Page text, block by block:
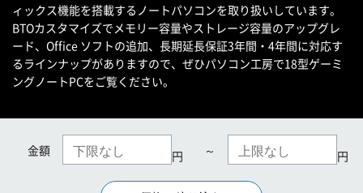
ィックス機能を搭載するノートパソコンを取り扱いしています。
BTOカスタマイズでメモリー容量やストレージ容量のアップグレ
ード、Office ソフトの追加、長期延長保証3年間・4年間に対応す
るラインナップがありますので、ぜひパソコン工房で18型ゲーミ
ングノートPCをご覧ください。
金額 円 ～ 円